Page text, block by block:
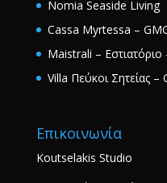
Nomia Seaside Living
Cassa Myrtessa –
Maistrali – Εστιατόριο
Villa Πεύκοι Σητείας
Επικοινωνία
Koutselakis Studio